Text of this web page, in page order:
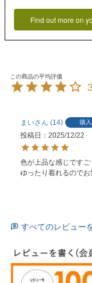
Find out more on
まい 14 購
投稿日
2025/12/22
色が上品な感じですご
ゆったり着れるのでお
すべてのレビュー